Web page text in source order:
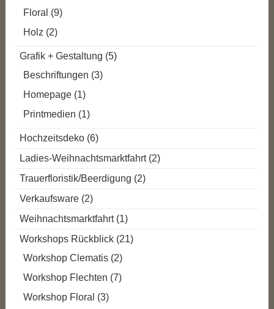
Floral (9)
Holz (2)
Grafik + Gestaltung (5)
Beschriftungen (3)
Homepage (1)
Printmedien (1)
Hochzeitsdeko (6)
Ladies-Weihnachtsmarktfahrt(2)
Trauerfloristik/Beerdigung (2)
Verkaufsware (2)
Weihnachtsmarktfahrt(1)
Workshops Rückblick (21)
Workshop Clematis (2)
Workshop Flechten (7)
Workshop Floral (3)